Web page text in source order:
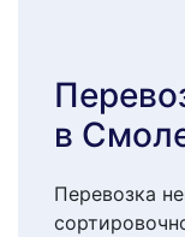
в
Перевозка